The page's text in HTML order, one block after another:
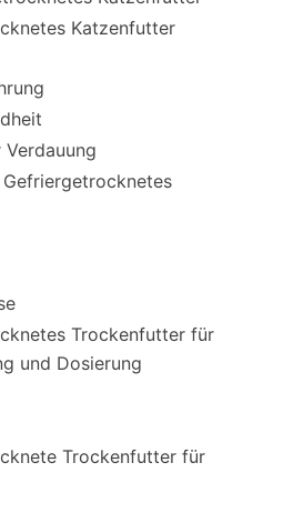
Katzenfutter
Trockenfutter für
und Dosierung
Trockenfutter für